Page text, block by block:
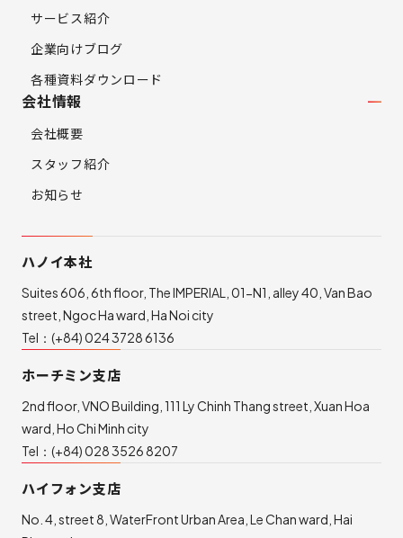
サービス紹介
企業向けブログ
各種資料ダウンロード
会社情報
会社概要
スタッフ紹介
お知らせ
ハノイ本社
Suites 606, 6th floor, The IMPERIAL, 01-N1, alley 40, Van Bao
street, Ngoc Ha ward, Ha Noi city
Tel： (+84) 024 3728 6136
ホーチミン支店
2nd floor, VNO Building, 111 Ly Chinh Thang street, Xuan Hoa
ward, Ho Chi Minh city
Tel： (+84) 028 3526 8207
ハイフォン支店
No. 4, street 8, WaterFront Urban Area, Le Chan ward, Hai